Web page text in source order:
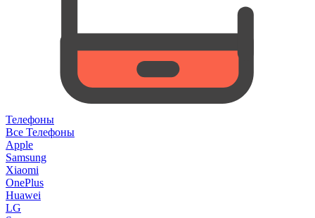
Телефоны
Все Телефоны
Apple
Samsung
Xiaomi
OnePlus
Huawei
LG